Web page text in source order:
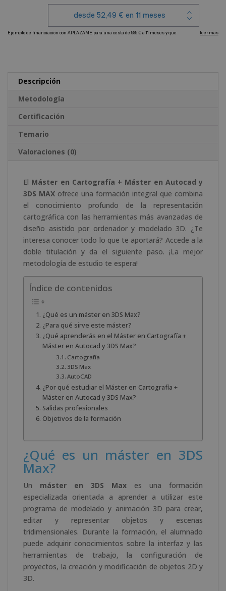
Autocad
Descripción
Metodología
Certificación
Temario
Valoraciones (0)
El Máster en Cartografía + Máster en Autocad y
3DS MAX ofrece una formación integral que combina
el conocimiento profundo de la representación
cartográfica con las herramientas más avanzadas de
diseño asistido por ordenador y modelado 3D. ¿Te
interesa conocer todo lo que te aportará? Accede a la
doble titulación y da el siguiente paso. ¡La mejor
metodología de estudio te espera!
Índice de contenidos
¿Qué es un máster en 3DS Max?
¿Para qué sirve este máster?
¿Qué aprenderás en el Máster en Cartografía +
Máster en Autocad y 3DS Max?
Cartografía
3DS Max
AutoCAD
¿Por qué estudiar el Máster en Cartografía +
Máster en Autocad y 3DS Max?
Salidas profesionales
Objetivos de la formación
¿Qué es un máster en 3DS
Max?
Un máster en 3DS Max es una formación
especializada orientada a aprender a utilizar este
programa de modelado y animación 3D para crear,
editar y representar objetos y escenas
tridimensionales. Durante la formación, el alumnado
puede adquirir conocimientos sobre la interfaz y las
herramientas de trabajo, la configuración de
proyectos, la creación y modificación de objetos 2D y
3D.